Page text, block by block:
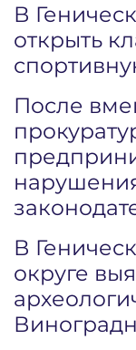
В
открыть
После
В
округе